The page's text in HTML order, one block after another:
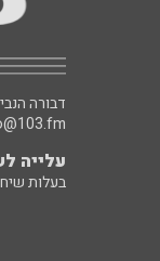
דבורה הנביאה 6,
עלייה לשידור:
בעלות